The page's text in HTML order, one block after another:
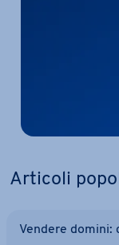
Articoli
Vendere domini: